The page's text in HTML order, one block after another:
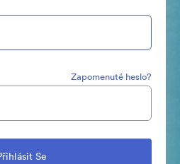
Zapomenuté heslo?